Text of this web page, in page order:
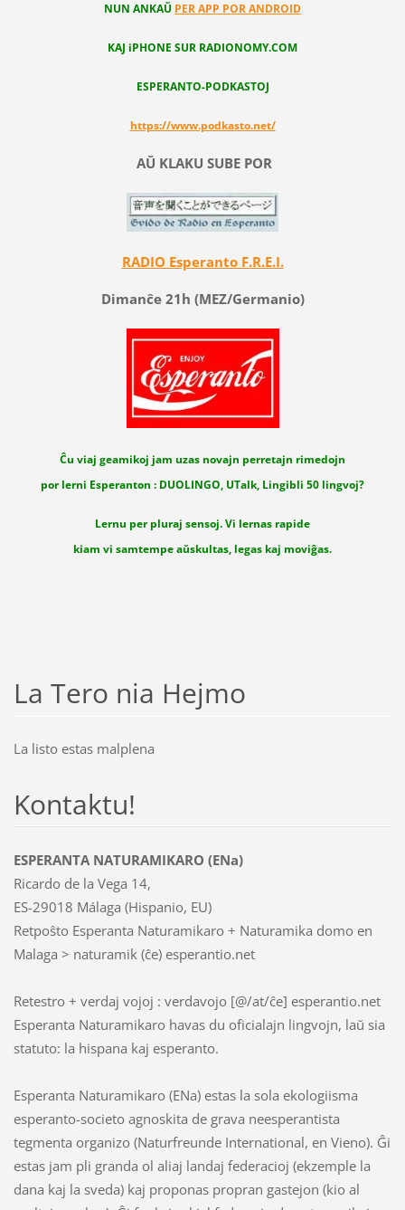
NUN ANKAŬ PER APP POR ANDROID
KAJ iPHONE SUR RADIONOMY.COM
ESPERANTO-PODKASTOJ
https://www.podkasto.net/
AŬ KLAKU SUBE POR
RADIO Esperanto F.R.E.I.
Dimanĉe 21h (MEZ/Germanio)
Ĉu viaj geamikoj jam uzas novajn perretajn rimedojn
por lerni Esperanton : DUOLINGO, UTalk, Lingibli 50 lingvoj?
Lernu per pluraj sensoj. Vi lernas rapide
kiam vi samtempe aŭskultas, legas kaj moviĝas.
La Tero nia Hejmo
La listo estas malplena
Kontaktu!
ESPERANTA NATURAMIKARO (ENa)
Ricardo de la Vega 14,
ES-29018 Málaga (Hispanio, EU)
Retpoŝto Esperanta Naturamikaro + Naturamika domo en
Malaga > naturamik (ĉe) esperantio.net
Retestro + verdaj vojoj : verdavojo [@/at/ĉe] esperantio.net
Esperanta Naturamikaro havas du oficialajn lingvojn, laŭ sia
statuto: la hispana kaj esperanto.
Esperanta Naturamikaro (ENa) estas la sola ekologiisma
esperanto-societo agnoskita de grava neesperantista
tegmenta organizo (Naturfreunde International, en Vieno). Ĝi
estas jam pli granda ol aliaj landaj federacioj (ekzemple la
dana kaj la sveda) kaj proponas propran gastejon (kio al